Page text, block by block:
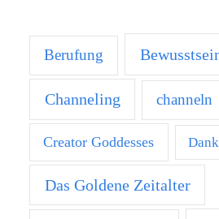
Berufung
Channeling channeln
Creator Goddesses
Das Goldene Zeitalter